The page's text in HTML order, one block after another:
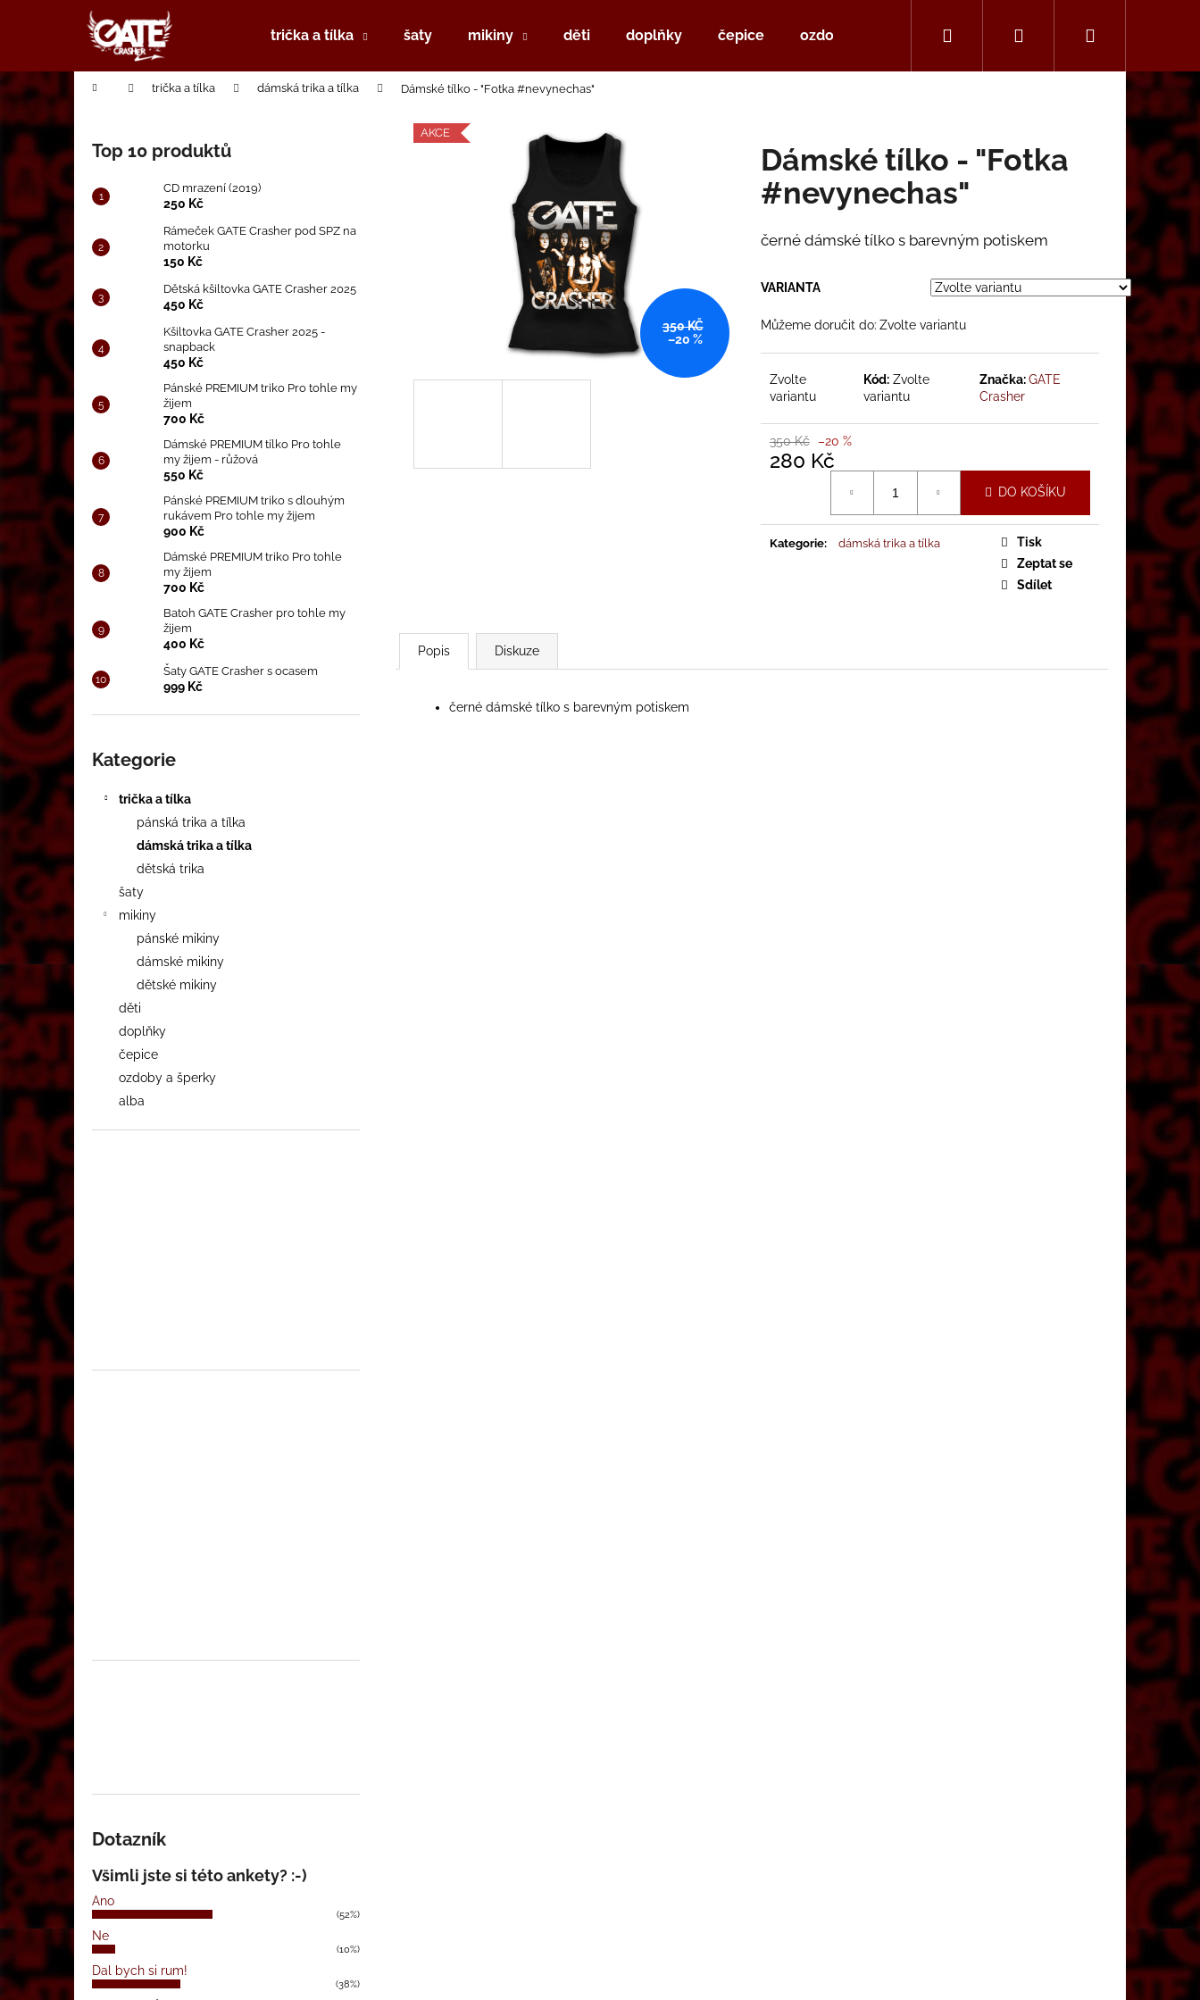
trička a tílka šaty mikiny děti doplňky čepice ozdoby a šperky alba
Hledat PřihlášeníNákupní
Domů trička a tílka dámská trika a tílka Dámské tílko - "Fotka #nevynechas"
s
t
r
n
í
p
n
e
l
Top 10 produktů
CD mrazení (2019)
250 Kč
Rámeček GATE Crasher pod SPZ na
motorku
150 Kč
Dětská kšiltovka GATE Crasher 2025
450 Kč
Kšiltovka GATE Crasher 2025 -
snapback
450 Kč
Pánské PREMIUM triko Pro tohle my
žijem
700 Kč
Dámské PREMIUM tílko Pro tohle
my žijem - růžová
550 Kč
Pánské PREMIUM triko s dlouhým
rukávem Pro tohle my žijem
900 Kč
Dámské PREMIUM triko Pro tohle
my žijem
700 Kč
Batoh GATE Crasher pro tohle my
žijem
400 Kč
Šaty GATE Crasher s ocasem
999 Kč
kategorie
Kategorie
trička a tílka
pánská trika a tílka
dámská trika a tílka
dětská trika
šaty
mikiny
pánské mikiny
dámské mikiny
dětské mikiny
děti
doplňky
čepice
ozdoby a šperky
alba
Dotazník
Všimli jste si této ankety? :-)
Ano
(52%)
Ne
(10%)
Dal bych si rum!
(38%)
Dámské tílko - "Fotka
#nevynechas"
černé dámské tílko s barevným potiskem
VARIANTA
Můžeme doručit do: Zvolte variantu
Zvolte
variantu
Kód: Zvolte
variantu
Značka:GATE
Crasher
350 Kč –20 %
280 Kč
DO KOŠÍKU
Kategorie: dámská trika a tílka
Tisk
Zeptat se
Sdílet
AKCE
350 KČ
–20 %
Popis Diskuze
černé dámské tílko s barevným potiskem
í
Zpět
do
obchodu
Zpět
do
obchodu
Co potřebujete najít?
Doporučujeme
Následující
CD MRAZENÍ (2019)
DĚTSKÁ KŠILTOVKA GATE CRASHER